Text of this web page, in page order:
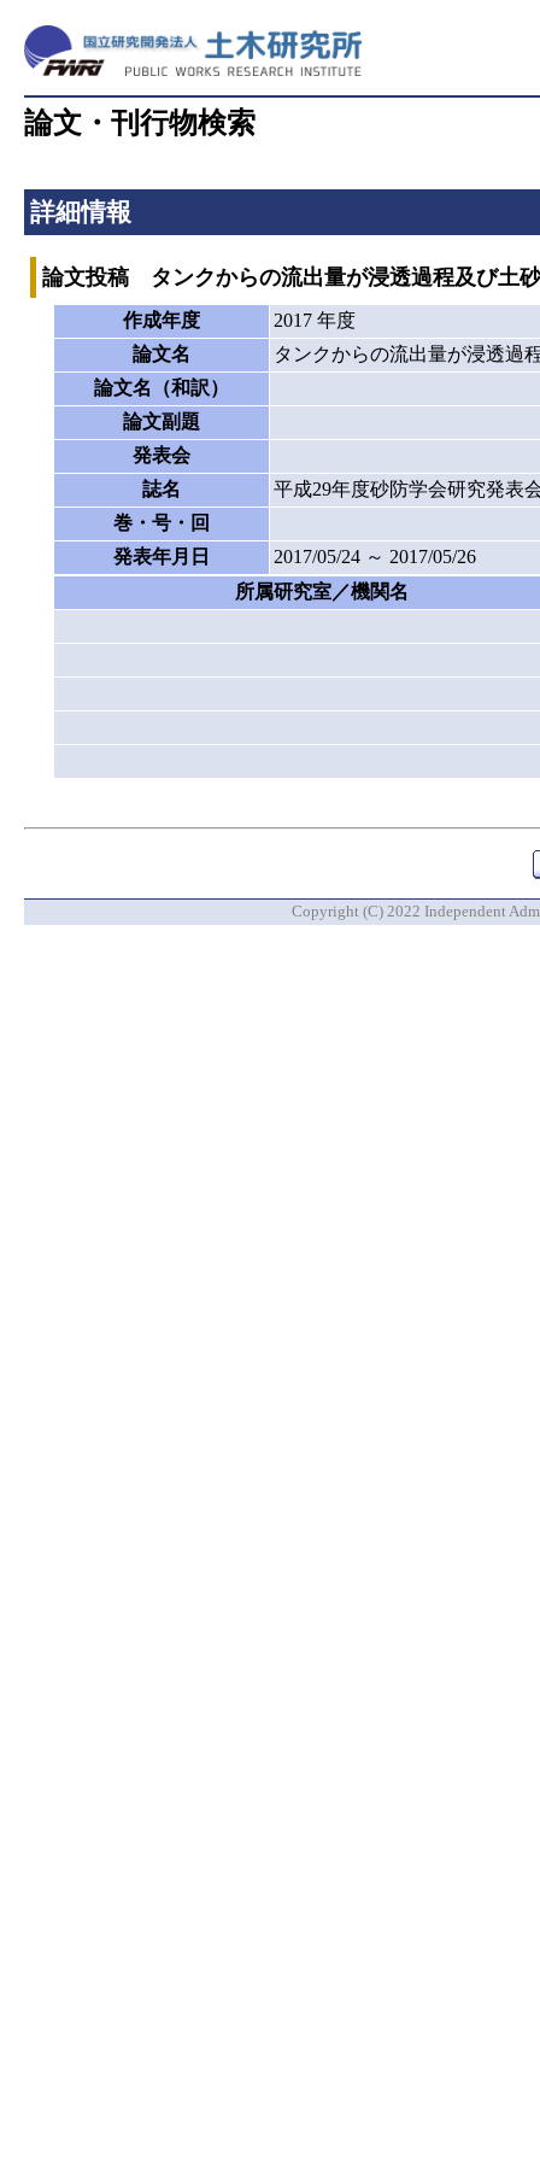
論文・刊行物検索
詳細情報
論文投稿 タンクからの流出量が浸透過程及び土
作成年度
2017 年度
論文名
タンクからの流出量が浸透過
論文名（和訳）
論文副題
発表会
誌名
平成29年度砂防学会研究発表
巻・号・回
発表年月日
2017/05/24 ～ 2017/05/26
所属研究室／機関名
Copyright (C) 2022 Independent